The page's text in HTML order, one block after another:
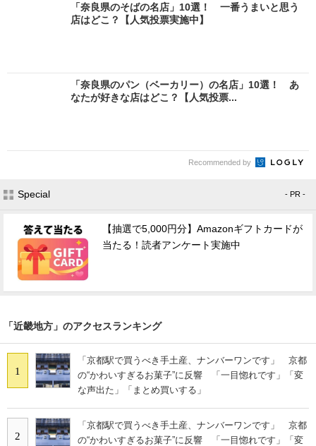
「奈良県のそばの名店」10選！ 一番うまいと思う
店はどこ？【人気投票実施中】
「奈良県のパン（ベーカリー）の名店」10選！ あ
なたが好きな店はどこ？【人気投票...
Recommended by
Special - PR -
【抽選で5,000円分】Amazonギフトカードが
当たる！読者アンケート実施中
「近畿地方」のアクセスランキング
1
「京都駅で買うべき手土産、ナンバーワンです」 京都
の“かわいすぎるお菓子”に反響 「一目惚れです」「変
な声出た」「まとめ買いする」
2
「京都駅で買うべき手土産、ナンバーワンです」 京都
の“かわいすぎるお菓子”に反響 「一目惚れです」「変